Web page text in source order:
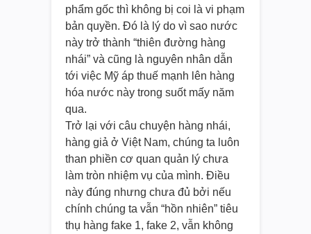
phẩm gốc thì không bị coi là vi phạm
bản quyền. Đó là lý do vì sao nước
này trở thành “thiên đường hàng
nhái” và cũng là nguyên nhân dẫn
tới việc Mỹ áp thuế mạnh lên hàng
hóa nước này trong suốt mấy năm
qua.
Trở lại với câu chuyện hàng nhái,
hàng giả ở Việt Nam, chúng ta luôn
than phiền cơ quan quản lý chưa
làm tròn nhiệm vụ của mình. Điều
này đúng nhưng chưa đủ bởi nếu
chính chúng ta vẫn “hồn nhiên” tiêu
thụ hàng fake 1, fake 2, vẫn không